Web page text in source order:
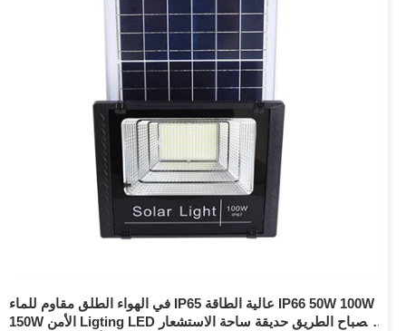
في الهواء الطلق مقاوم للماء IP65 عالية الطاقة IP66 50W 100W
150W الأمن Ligting LED مصباح الطريق حديقة ساحة الاستشعار